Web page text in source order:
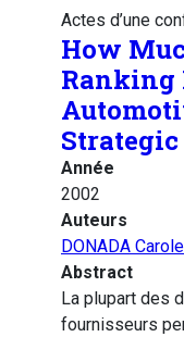
Actes d’une
How
Ranking
Année
2002
Auteurs
DONADA Carole
Abstract
La plupart des
fournisseurs